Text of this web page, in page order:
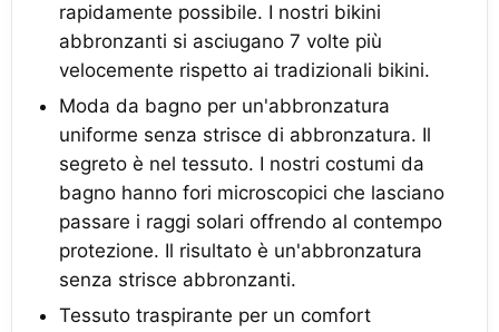
rapidamente possibile. I nostri bikini
abbronzanti si asciugano 7 volte più
velocemente rispetto ai tradizionali bikini.
Moda da bagno per un'abbronzatura
uniforme senza strisce di abbronzatura. Il
segreto è nel tessuto. I nostri costumi da
bagno hanno fori microscopici che lasciano
passare i raggi solari offrendo al contempo
protezione. Il risultato è un'abbronzatura
senza strisce abbronzanti.
Tessuto traspirante per un comfort